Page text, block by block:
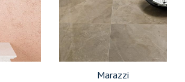
Marazzi